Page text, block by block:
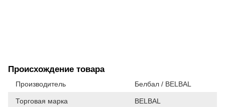
Происхождение товара
Производитель Белбал / BELBAL
Торговая марка BELBAL